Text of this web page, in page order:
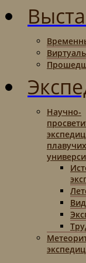
Научно-
плавучих